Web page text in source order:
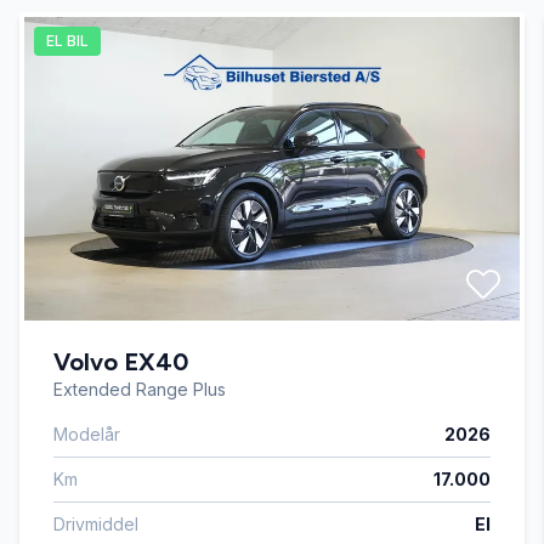
Automatisk fjernlys
Automatisk lys
Automatisk nødbremse
Bakkamera
Bluetooth
Dual zone klimaanlæg
EL BIL
Volvo EX40
Extended Range Plus
Modelår 2026
Km 17.000
Drivmiddel El